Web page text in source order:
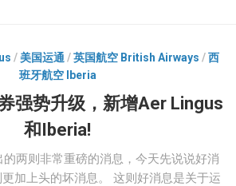
/美国运通 /英国航空 British Airways /西
班牙航空 Iberia
强势升级，新增Aer Lingus
和Iberia!
两则非常重磅的消息，今天先说说好消
加上头的坏消息。 这则好消息是关于运